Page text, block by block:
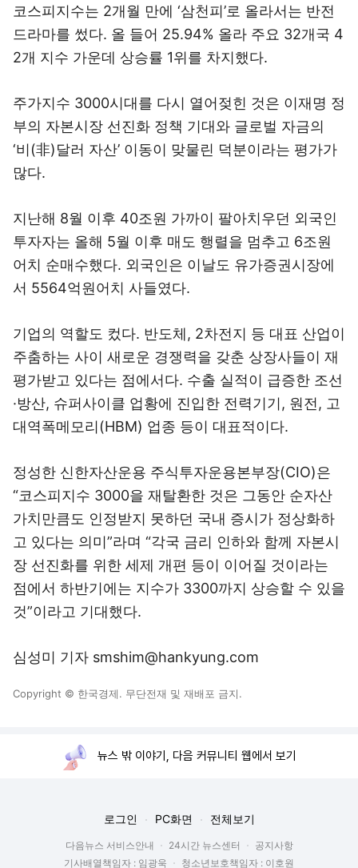
코스피지수는 2개월 만에 ‘삼천피’로 올라서는 반전
드라마를 썼다. 올 들어 25.94% 올라 주요 32개국 4
2개 지수 가운데 상승률 1위를 차지했다.
주가지수 3000시대를 다시 열어젖힌 것은 이재명 정
부의 자본시장 선진화 정책 기대와 글로벌 자금의
‘비(非)달러 자산’ 이동이 맞물린 덕분이라는 평가가
많다.
지난해 8월 이후 40조원 가까이 팔아치우던 외국인
투자자는 올해 5월 이후 매도 행렬을 멈추고 6조원
어치 순매수했다. 외국인은 이날도 유가증권시장에
서 5564억원어치 사들였다.
기업의 역할도 컸다. 반도체, 2차전지 등 대표 산업이
주춤하는 사이 새로운 경쟁력을 갖춘 상장사들이 재
평가받고 있다는 점에서다. 수출 실적이 급증한 조선
·방산, 슈퍼사이클 업황에 진입한 전력기기, 원전, 고
대역폭메모리(HBM) 업종 등이 대표적이다.
정성한 신한자산운용 주식투자운용본부장(CIO)은
“코스피지수 3000을 재탈환한 것은 그동안 순자산
가치만큼도 인정받지 못하던 국내 증시가 정상화하
고 있다는 의미”라며 “각국 금리 인하와 함께 자본시
장 선진화를 위한 세제 개편 등이 이어질 것이라는
점에서 하반기에는 지수가 3300까지 상승할 수 있을
것”이라고 기대했다.
심성미 기자 smshim@hankyung.com
Copyright © 한국경제. 무단전재 및 재배포 금지.
뉴스 밖 이야기, 다음 커뮤니티 웹에서 보기
로그인 PC화면 전체보기
다음뉴스 서비스안내 24시간 뉴스센터
공지사항
기사배열책임자 : 임광욱
청소년보호책임자 : 이호원